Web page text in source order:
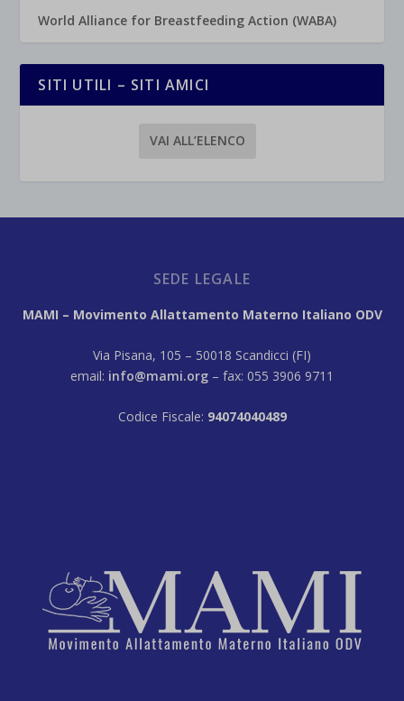
World Alliance for Breastfeeding Action (WABA)
SITI UTILI – SITI AMICI
VAI ALL’ELENCO
SEDE LEGALE
MAMI – Movimento Allattamento Materno Italiano ODV
Via Pisana, 105 – 50018 Scandicci (FI)
email: info@mami.org – fax: 055 3906 9711
Codice Fiscale: 94074040489